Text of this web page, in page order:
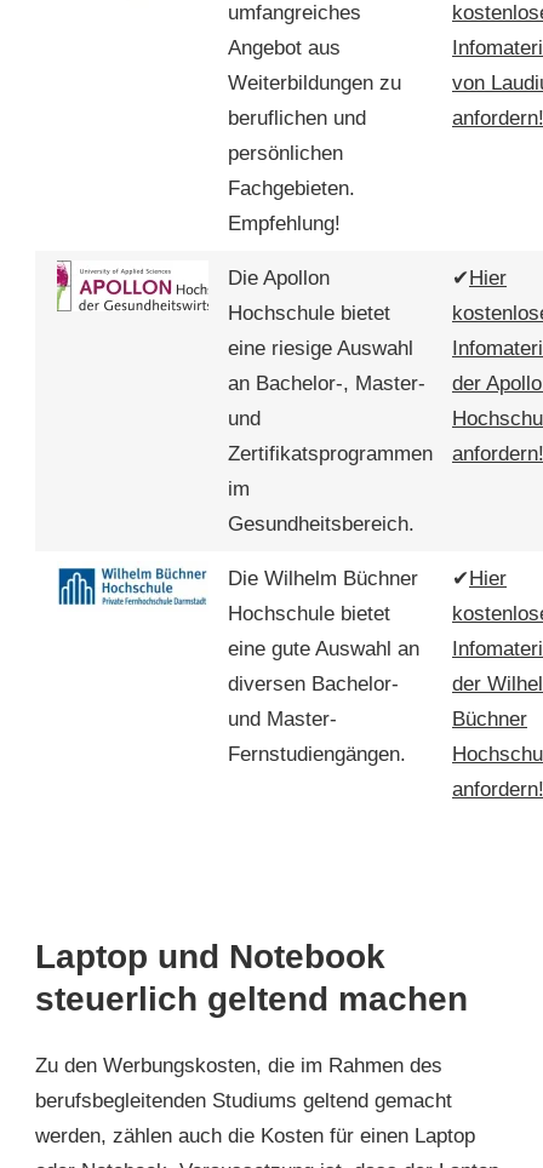
umfangreiches
Angebot aus
Weiterbildungen zu
beruflichen und
persönlichen
Fachgebieten.
Empfehlung!
von
anfordern!
Die Apollon
Hochschule bietet
eine riesige Auswahl
an Bachelor-, Master-
und
Zertifikatsprogrammen
im
Gesundheitsbereich.
✔ Hier
der
anfordern!
Die Wilhelm Büchner
Hochschule bietet
eine gute Auswahl an
diversen Bachelor-
und Master-
Fernstudiengängen.
✔ Hier
der
Büchner
anfordern!
Laptop und Notebook
steuerlich geltend machen
Zu den Werbungskosten, die im Rahmen des
berufsbegleitenden Studiums geltend gemacht
werden, zählen auch die Kosten für einen Laptop